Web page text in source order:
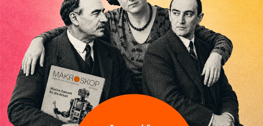
Nur für Abonnenten
MAKROSKOP analysiert
wirtschaftspolitische
Themen aus einer
postkeynesianischen
Perspektive und ist damit
in Deutschland einzigartig.
Wir verlassen die
journalistische Filterblase,
in der sich viele
eingerichtet haben. Wir
öffnen Fenster und
bringen frische Luft in die